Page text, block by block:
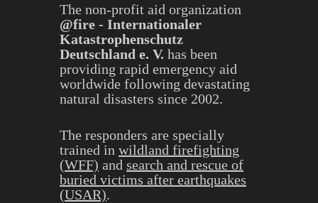
The non-profit aid organization
@fire - Internationaler
Katastrophenschutz
Deutschland e. V. has been
providing rapid emergency aid
worldwide following devastating
natural disasters since 2002.
The responders are specially
trained in wildland firefighting
(WFF) and search and rescue of
buried victims after earthquakes
(USAR).